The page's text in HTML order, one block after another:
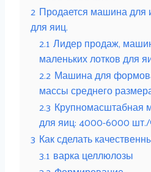
2 Продается машина для
для яиц.
2.1 Лидер продаж,
маленьких лотков для
2.2 Машина для
массы среднего
2.3 Крупномасштабная
для яиц: 4000-6000 шт./
3 Как сделать
3.1 варка целлюлозы